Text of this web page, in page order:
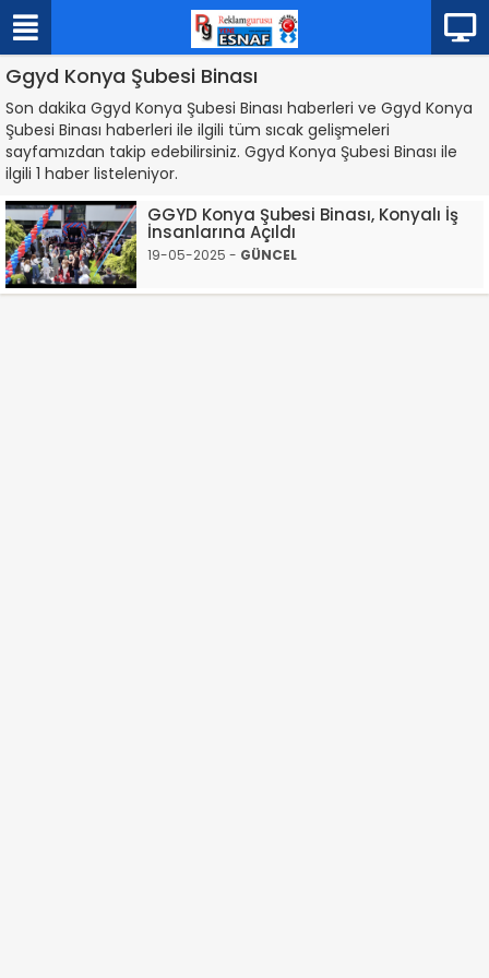
Ggyd Konya Şubesi Binası
Son dakika Ggyd Konya Şubesi Binası haberleri ve Ggyd Konya
Şubesi Binası haberleri ile ilgili tüm sıcak gelişmeleri
sayfamızdan takip edebilirsiniz. Ggyd Konya Şubesi Binası ile
ilgili 1 haber listeleniyor.
GGYD Konya Şubesi Binası, Konyalı İş
İnsanlarına Açıldı
19-05-2025 - GÜNCEL